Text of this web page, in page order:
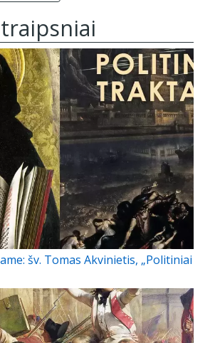
šv. Tomas Akvinietis, „Politiniai